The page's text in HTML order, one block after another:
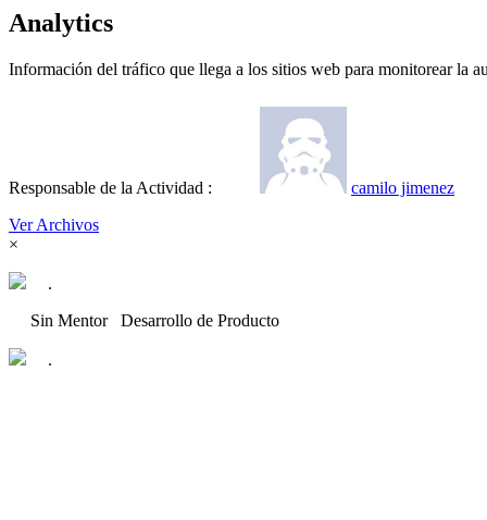
Analytics
Información del tráfico que llega a los sitios web para monitorear la
Responsable de la Actividad :
camilo jimenez
Ver Archivos
×
.
Sin Mentor Desarrollo de Producto
.